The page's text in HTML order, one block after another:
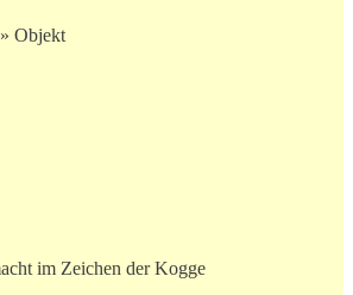
» Objekt
im Zeichen der Kogge